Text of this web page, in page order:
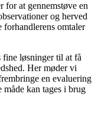
for at gennemstøve en
og herved
omtaler
løsninger til at få
Her møder vi
en evaluering
kan tages i brug